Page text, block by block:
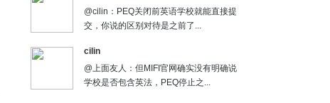
@cilin：PEQ关闭前英语学校就能直接提
交，你说的区别对待是之前了...
cilin
@上面友人：但MIFI官网确实没有明确说
学校是否包含英法，PEQ停止之...